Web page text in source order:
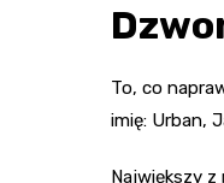
To, co
imię: Urban,
Największy